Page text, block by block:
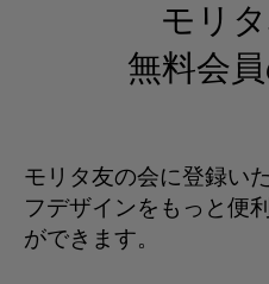
モリ
無料会
モリタ友の会に登録い
フデザインをもっと便
ができます。